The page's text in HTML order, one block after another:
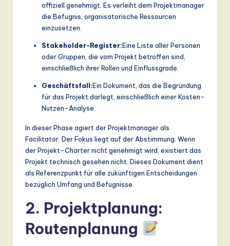
offiziell genehmigt. Es verleiht dem Projektmanager
die Befugnis, organisatorische Ressourcen
einzusetzen.
Stakeholder-Register:Eine Liste aller Personen
oder Gruppen, die vom Projekt betroffen sind,
einschließlich ihrer Rollen und Einflussgrade.
Geschäftsfall:Ein Dokument, das die Begründung
für das Projekt darlegt, einschließlich einer Kosten-
Nutzen-Analyse.
In dieser Phase agiert der Projektmanager als
Facilitator. Der Fokus liegt auf der Abstimmung. Wenn
der Projekt-Charter nicht genehmigt wird, existiert das
Projekt technisch gesehen nicht. Dieses Dokument dient
als Referenzpunkt für alle zukünftigen Entscheidungen
bezüglich Umfang und Befugnisse.
2. Projektplanung:
Routenplanung